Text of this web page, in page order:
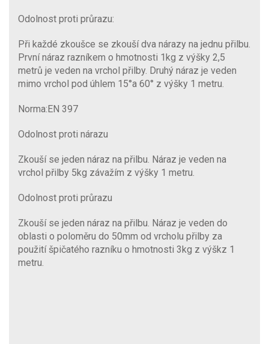
Odolnost proti průrazu:
Při každé zkoušce se zkouší dva nárazy na jednu přilbu.
První náraz razníkem o hmotnosti 1kg z výšky 2,5
metrů je veden na vrchol přilby. Druhý náraz je veden
mimo vrchol pod úhlem 15°a 60° z výšky 1 metru.
Norma:EN 397
Odolnost proti nárazu
Zkouší se jeden náraz na přilbu. Náraz je veden na
vrchol přilby 5kg závažím z výšky 1 metru.
Odolnost proti průrazu
Zkouší se jeden náraz na přilbu. Náraz je veden do
oblasti o poloměru do 50mm od vrcholu přilby za
použití špičatého razníku o hmotnosti 3kg z výškz 1
metru.